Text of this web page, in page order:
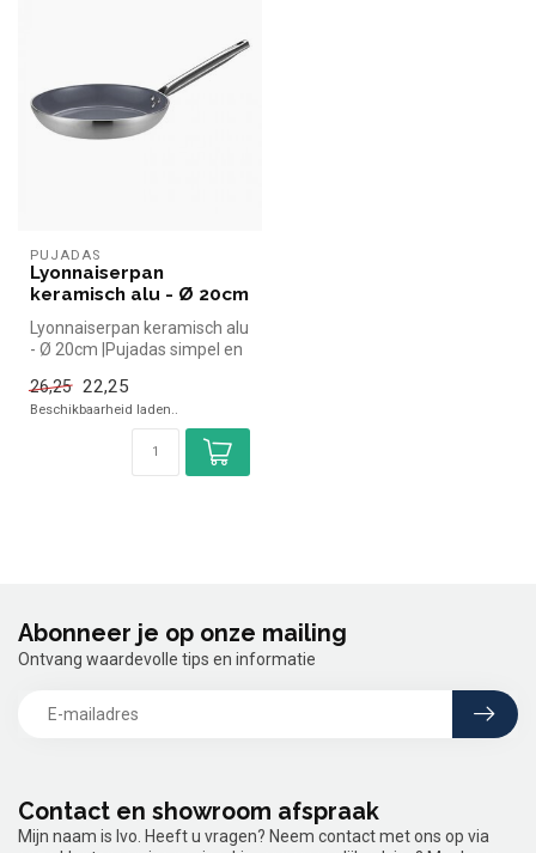
PUJADAS
Lyonnaiserpan
keramisch alu - Ø 20cm
Lyonnaiserpan keramisch alu
- Ø 20cm |Pujadas simpel en
26,25 22,25
Beschikbaarheid laden..
Contact en showroom afspraak
Mijn naam is Ivo. Heeft u vragen? Neem contact met ons op via
Abonneer je op onze mailing
Ontvang waardevolle tips en informatie